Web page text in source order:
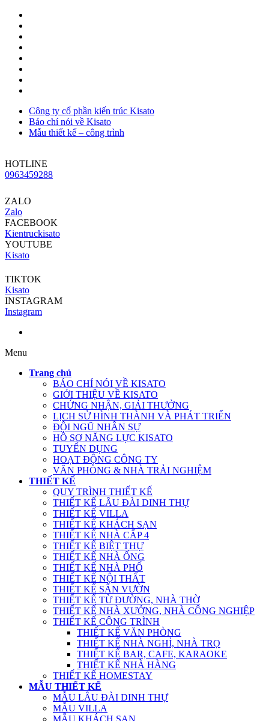
Công ty cổ phần kiến trúc Kisato
Báo chí nói về Kisato
Mẫu thiết kế – công trình
HOTLINE
0963459288
ZALO
Zalo
FACEBOOK
Kientruckisato
YOUTUBE
Kisato
TIKTOK
Kisato
INSTAGRAM
Instagram
Menu
Trang chủ
BÁO CHÍ NÓI VỀ KISATO
GIỚI THIỆU VỀ KISATO
CHỨNG NHẬN, GIẢI THƯỞNG
LỊCH SỬ HÌNH THÀNH VÀ PHÁT TRIỂN
ĐỘI NGŨ NHÂN SỰ
HỒ SƠ NĂNG LỰC KISATO
TUYỂN DỤNG
HOẠT ĐỘNG CÔNG TY
VĂN PHÒNG & NHÀ TRẢI NGHIỆM
THIẾT KẾ
QUY TRÌNH THIẾT KẾ
THIẾT KẾ LÂU ĐÀI DINH THỰ
THIẾT KẾ VILLA
THIẾT KẾ KHÁCH SẠN
THIẾT KẾ NHÀ CẤP 4
THIẾT KẾ BIỆT THỰ
THIẾT KẾ NHÀ ỐNG
THIẾT KẾ NHÀ PHỐ
THIẾT KẾ NỘI THẤT
THIẾT KẾ SÂN VƯỜN
THIẾT KẾ TỪ ĐƯỜNG, NHÀ THỜ
THIẾT KẾ NHÀ XƯỞNG, NHÀ CÔNG NGHIỆP
THIẾT KẾ CÔNG TRÌNH
THIẾT KẾ VĂN PHÒNG
THIẾT KẾ NHÀ NGHỈ, NHÀ TRỌ
THIẾT KẾ BAR, CAFE, KARAOKE
THIẾT KẾ NHÀ HÀNG
THIẾT KẾ HOMESTAY
MẪU THIẾT KẾ
MẪU LÂU ĐÀI DINH THỰ
MẪU VILLA
MẪU KHÁCH SẠN